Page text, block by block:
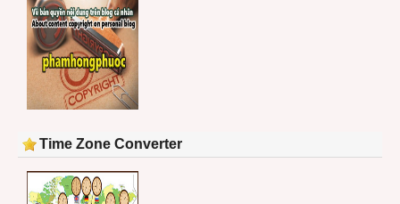
Time Zone Converter